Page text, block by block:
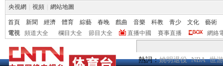
央視網 視頻 網站地圖
首頁 新聞 經濟 體育 綜藝 春晚 戲曲 音樂 科教 青少 文化
藝術
電視
頻道大全 欄目大全 節目大全 直播中國 賽事直播 網絡
熱詞：姚明退役 NBA 世